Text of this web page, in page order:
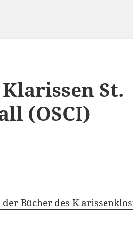
St.
(OSCI)
Bücher des